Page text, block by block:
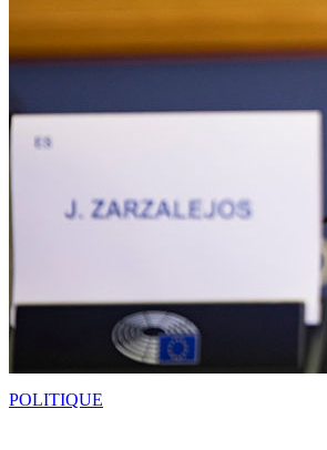
POLITIQUE